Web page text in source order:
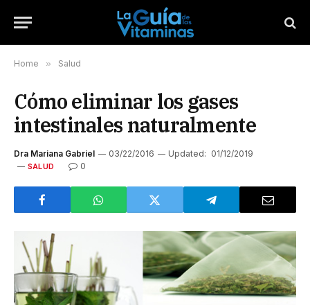
Home » Salud
Cómo eliminar los gases
intestinales naturalmente
Dra Mariana Gabriel 03/22/2016 Updated: 01/12/2019
SALUD 0